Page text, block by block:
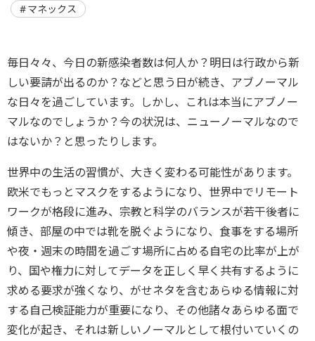
マネックス
毎日々々、今日の新感染者数は何人か？明日は行政から新
しい要請が出るのか？などと思う日が続き、アブノーマル
な日々を過ごしています。しかし、これは本当にアブノー
マルなのでしょうか？今の状況は、ニューノーマルなので
はないか？と思ったりします。
世界中の生活の習慣が、大きく変わる可能性があります。
欧米でもっとマスクをするようになり、世界中でリモート
ワークが格段に進み、宗教と科学のバランスが若干後者に
傾き、部屋の中では靴を脱ぐようになり、食事をする場所
や夜・週末の時間を過ごす場所に占める自宅の比率が上が
り、国や権力に対してデータを正しく早く共有するように
求める要求が強くなり、がせネタを含むあらゆる情報に対
する自己検証能力が重要になり、その他諸々あらゆる面で
変化が起き、それは新しいノーマルとして根付いていくの